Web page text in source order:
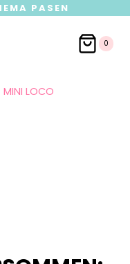
PASEN
0
MINI LOCO